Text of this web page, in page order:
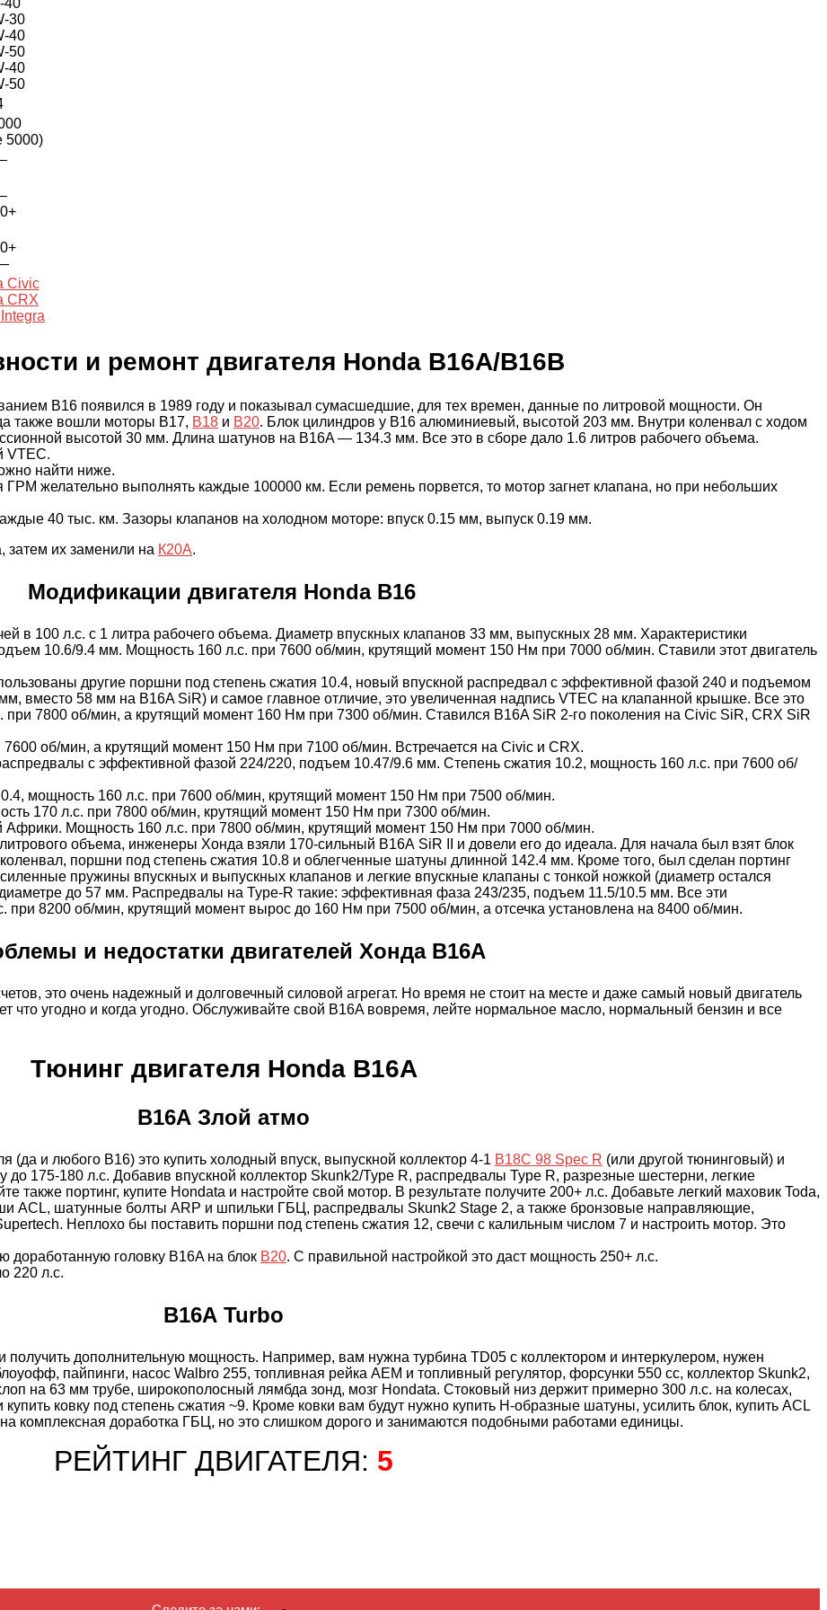
40
30
40
50
40
50
5000)
Civic
CRX
и ремонт двигателя Honda B16A/B16B
B16 появился в 1989 году и показывал сумасшедшие, для тех времен, данные по литровой мощности. Он
также вошли моторы B17, B18 и B20. Блок цилиндров у B16 алюминиевый, высотой 203 мм. Внутри коленвал с ходом
высотой 30 мм. Длина шатунов на B16A — 134.3 мм. Все это в сборе дало 1.6 литров рабочего объема.
VTEC.
найти ниже.
желательно выполнять каждые 100000 км. Если ремень порвется, то мотор загнет клапана, но при небольших
40 тыс. км. Зазоры клапанов на холодном моторе: впуск 0.15 мм, выпуск 0.19 мм.
затем их заменили на К20А.
Модификации двигателя Honda B16
в 100 л.с. с 1 литра рабочего объема. Диаметр впускных клапанов 33 мм, выпускных 28 мм. Характеристики
10.6/9.4 мм. Мощность 160 л.с. при 7600 об/мин, крутящий момент 150 Нм при 7000 об/мин. Ставили этот двигатель
другие поршни под степень сжатия 10.4, новый впускной распредвал с эффективной фазой 240 и подъемом
вместо 58 мм на B16A SiR) и самое главное отличие, это увеличенная надпись VTEC на клапанной крышке. Все это
при 7800 об/мин, а крутящий момент 160 Нм при 7300 об/мин. Ставился B16A SiR 2-го поколения на Civic SiR, CRX SiR
об/мин, а крутящий момент 150 Нм при 7100 об/мин. Встречается на Civic и CRX.
с эффективной фазой 224/220, подъем 10.47/9.6 мм. Степень сжатия 10.2, мощность 160 л.с. при 7600 об/
мощность 160 л.с. при 7600 об/мин, крутящий момент 150 Нм при 7500 об/мин.
170 л.с. при 7800 об/мин, крутящий момент 150 Нм при 7300 об/мин.
Мощность 160 л.с. при 7800 об/мин, крутящий момент 150 Нм при 7000 об/мин.
объема, инженеры Хонда взяли 170-сильный В16А SiR II и довели его до идеала. Для начала был взят блок
поршни под степень сжатия 10.8 и облегченные шатуны длинной 142.4 мм. Кроме того, был сделан портинг
пружины впускных и выпускных клапанов и легкие впускные клапаны с тонкой ножкой (диаметр остался
до 57 мм. Распредвалы на Type-R такие: эффективная фаза 243/235, подъем 11.5/10.5 мм. Все эти
8200 об/мин, крутящий момент вырос до 160 Нм при 7500 об/мин, а отсечка установлена на 8400 об/мин.
и недостатки двигателей Хонда B16A
это очень надежный и долговечный силовой агрегат. Но время не стоит на месте и даже самый новый двигатель
что угодно и когда угодно. Обслуживайте свой B16A вовремя, лейте нормальное масло, нормальный бензин и все
Тюнинг двигателя Honda B16A
B16A Злой атмо
(да и любого B16) это купить холодный впуск, выпускной коллектор 4-1 B18C 98 Spec R (или другой тюнинговый) и
175-180 л.с. Добавив впускной коллектор Skunk2/Type R, распредвалы Type R, разрезные шестерни, легкие
также портинг, купите Hondata и настройте свой мотор. В результате получите 200+ л.с. Добавьте легкий маховик Toda,
ACL, шатунные болты ARP и шпильки ГБЦ, распредвалы Skunk2 Stage 2, а также бронзовые направляющие,
Неплохо бы поставить поршни под степень сжатия 12, свечи с калильным числом 7 и настроить мотор. Это
головку B16A на блок B20. С правильной настройкой это даст мощность 250+ л.с.
220 л.с.
B16A Turbo
дополнительную мощность. Например, вам нужна турбина TD05 с коллектором и интеркулером, нужен
пайпинги, насос Walbro 255, топливная рейка AEM и топливный регулятор, форсунки 550 сс, коллектор Skunk2,
на 63 мм трубе, широкополосный лямбда зонд, мозг Hondata. Стоковый низ держит примерно 300 л.с. на колесах,
ковку под степень сжатия ~9. Кроме ковки вам будут нужно купить Н-образные шатуны, усилить блок, купить ACL
комплексная доработка ГБЦ, но это слишком дорого и занимаются подобными работами единицы.
РЕЙТИНГ ДВИГАТЕЛЯ: 5